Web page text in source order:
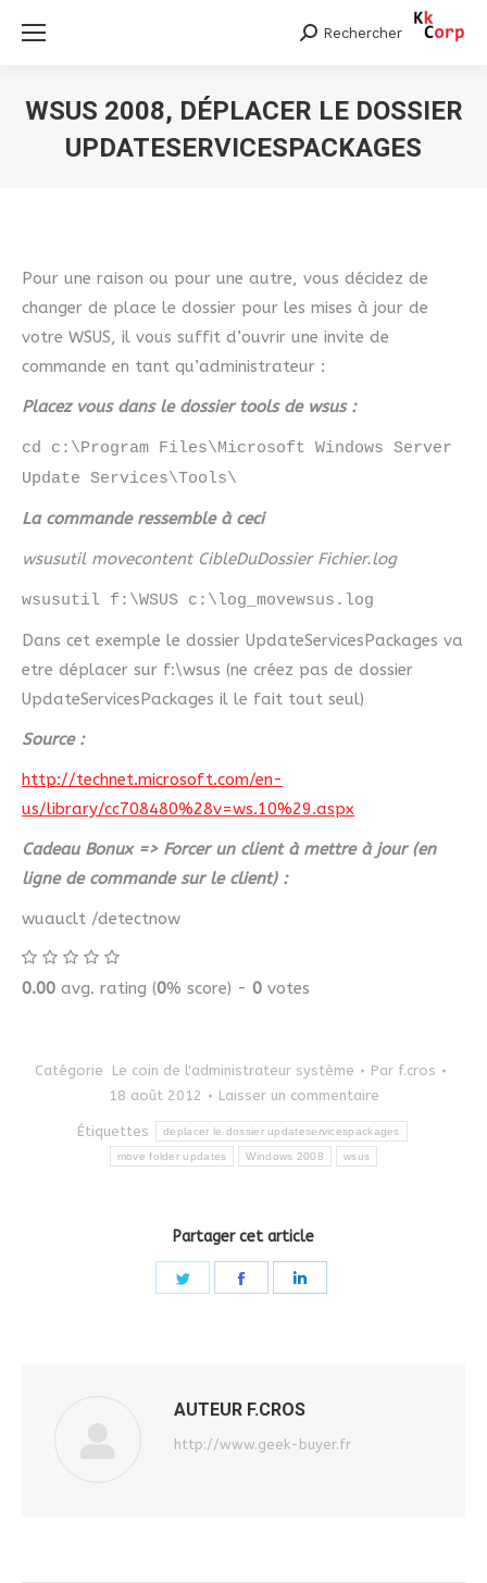
Search:
Rechercher
WSUS 2008, DÉPLACER LE DOSSIER
UPDATESERVICESPACKAGES
Pour une raison ou pour une autre, vous décidez de
changer de place le dossier pour les mises à jour de
votre WSUS, il vous suffit d’ouvrir une invite de
commande en tant qu’administrateur :
Placez vous dans le dossier tools de wsus :
cd c:\Program Files\Microsoft Windows Server
Update Services\Tools\
La commande ressemble à ceci
wsusutil movecontent CibleDuDossier Fichier.log
wsusutil f:\WSUS c:\log_movewsus.log
Dans cet exemple le dossier UpdateServicesPackages va
etre déplacer sur f:\wsus (ne créez pas de dossier
UpdateServicesPackages il le fait tout seul)
Source :
http://technet.microsoft.com/en-
us/library/cc708480%28v=ws.10%29.aspx
Cadeau Bonux => Forcer un client à mettre à jour (en
ligne de commande sur le client) :
wuauclt /detectnow
0.00 avg. rating (0% score) - 0 votes
Catégorie Le coin de l'administrateur système Par f.cros
18 août 2012
Laisser un commentaire
Étiquettes deplacer le dossier updateservicespackages
move folder updates Windows 2008 wsus
Partager cet article
Share
Share
AUTEUR F.CROS
http://www.geek-buyer.fr